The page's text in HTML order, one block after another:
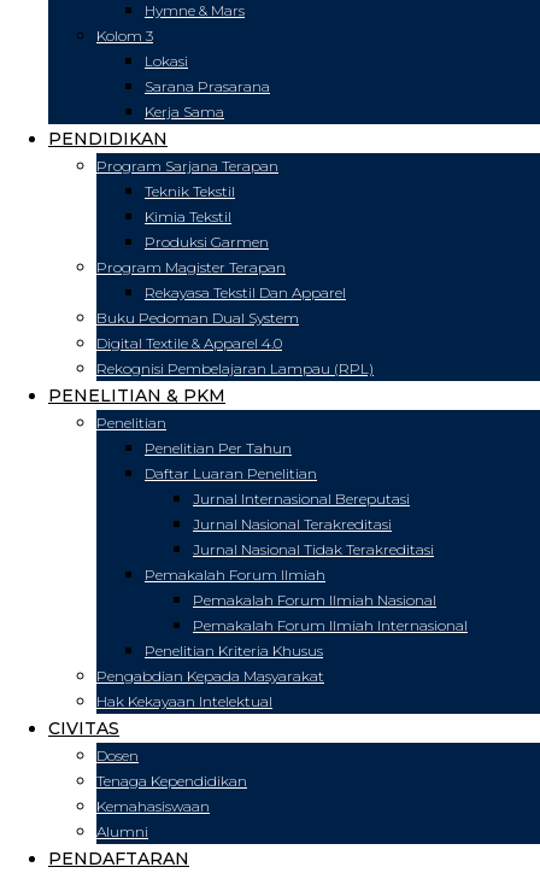
Hymne & Mars
Kolom 3
Lokasi
Sarana Prasarana
Kerja Sama
PENDIDIKAN
Program Sarjana Terapan
Teknik Tekstil
Kimia Tekstil
Produksi Garmen
Program Magister Terapan
Rekayasa Tekstil Dan Apparel
Buku Pedoman Dual System
Digital Textile & Apparel 4.0
Rekognisi Pembelajaran Lampau (RPL)
PENELITIAN & PKM
Penelitian
Penelitian Per Tahun
Daftar Luaran Penelitian
Jurnal Internasional Bereputasi
Jurnal Nasional Terakreditasi
Jurnal Nasional Tidak Terakreditasi
Pemakalah Forum Ilmiah
Pemakalah Forum Ilmiah Nasional
Pemakalah Forum Ilmiah Internasional
Penelitian Kriteria Khusus
Pengabdian Kepada Masyarakat
Hak Kekayaan Intelektual
CIVITAS
Dosen
Tenaga Kependidikan
Kemahasiswaan
Alumni
PENDAFTARAN